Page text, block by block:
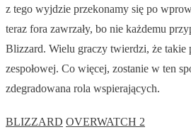
z tego wyjdzie przekonamy się po
teraz fora zawrzały, bo nie każdemu
Blizzard. Wielu graczy twierdzi, że takie
zespołowej. Co więcej, zostanie w ten
zdegradowana rola wspierających.
BLIZZARD OVERWATCH 2